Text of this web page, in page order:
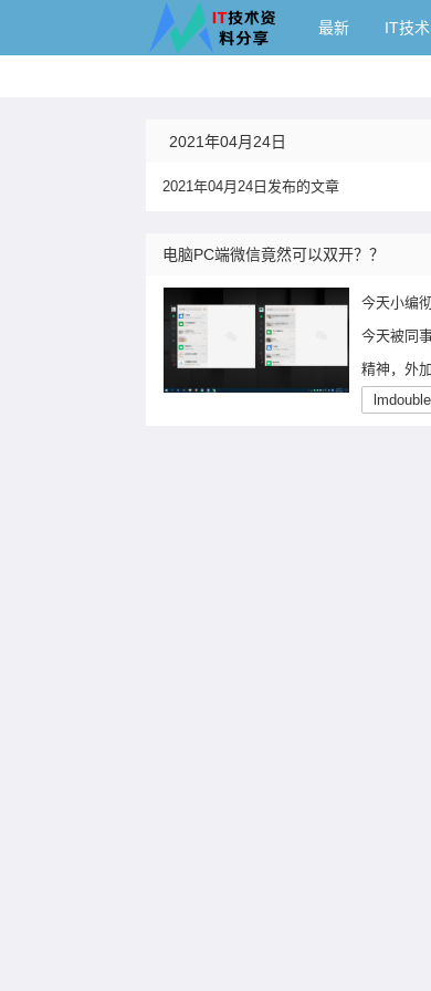
IT技术资
最新 IT技
2021年04月24日
2021年04月24日发布的文章
电脑PC端微信竟然可以双开？？
今天小编
今天被同
精神，外
lmdouble